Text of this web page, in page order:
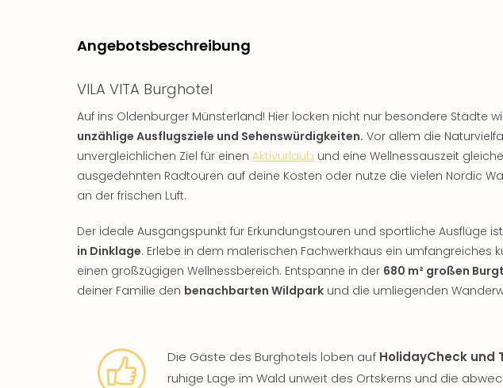
Angebotsbeschreibung
VILA VITA Burghotel
Auf ins Oldenburger Münsterland! Hier locken nicht nur besondere Städte
unzählige Ausflugsziele und Sehenswürdigkeiten. Vor allem die
unvergleichlichen Ziel für einen Aktivurlaub und eine Wellnessauszeit
ausgedehnten Radtouren auf deine Kosten oder nutze die vielen Nordic
an der frischen Luft.
Der ideale Ausgangspunkt für Erkundungstouren und sportliche Ausflüge
in Dinklage. Erlebe in dem malerischen Fachwerkhaus ein umfangreiches
einen großzügigen Wellnessbereich. Entspanne in der 680 m² großen
deiner Familie den benachbarten Wildpark und die umliegenden
Die Gäste des Burghotels loben auf HolidayCheck und
ruhige Lage im Wald unweit des Ortskerns und die